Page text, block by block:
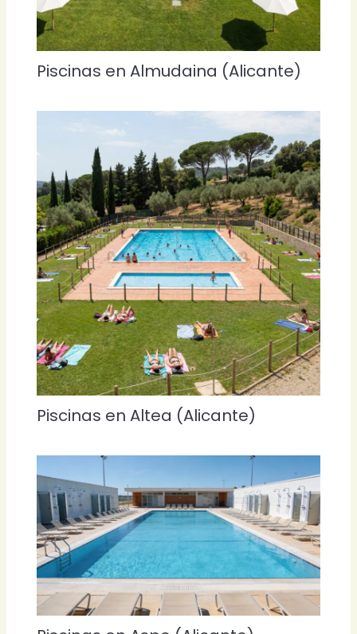
Piscinas en Almudaina (Alicante)
Piscinas en Altea (Alicante)